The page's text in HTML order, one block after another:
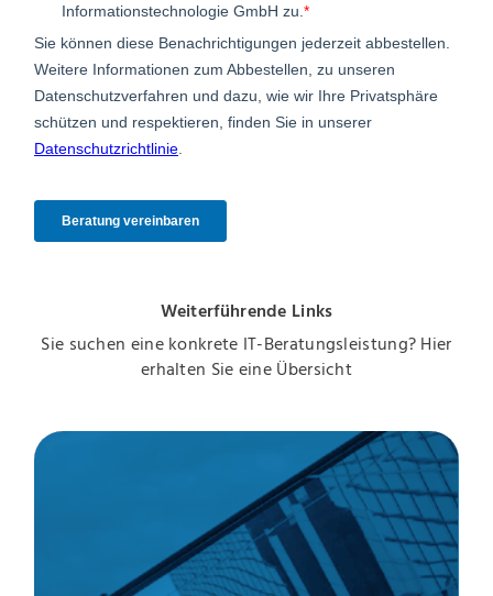
Weiterführende Links
Sie suchen eine konkrete IT-Beratungsleistung? Hier
erhalten Sie eine Übersicht